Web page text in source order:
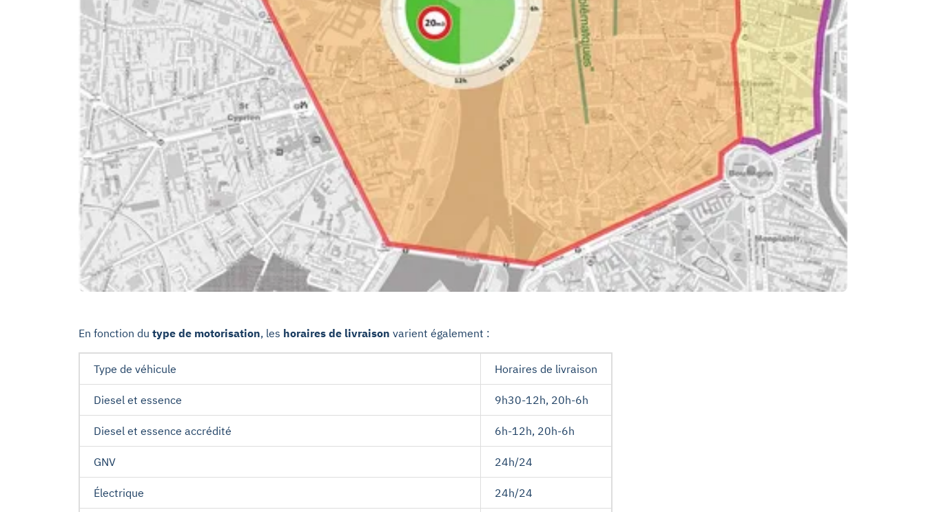
En fonction du type de motorisation, les horaires de livraison varient également :
Type de véhicule Horaires de livraison
Diesel et essence 9h30-12h, 20h-6h
Diesel et essence accrédité 6h-12h, 20h-6h
GNV 24h/24
Électrique 24h/24